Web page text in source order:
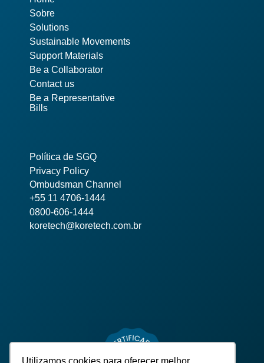
Sobre
Solutions
Sustainable Movements
Support Materials
Be a Collaborator
Contact us
Be a Representative
Bills
Política de SGQ
Privacy Policy
Ombudsman Channel
+55 11 4706-1444
0800-606-1444
koretech@koretech.com.br